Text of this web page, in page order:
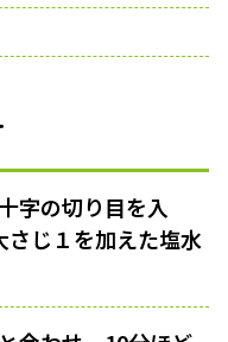
字の切り目を入
じ１を加えた塩水